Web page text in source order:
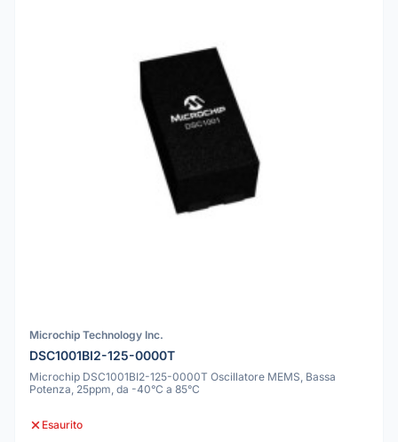
Microchip Technology Inc.
DSC1001BI2-125-0000T
Microchip DSC1001BI2-125-0000T Oscillatore MEMS, Bassa
Potenza, 25ppm, da -40°C a 85°C
Esaurito